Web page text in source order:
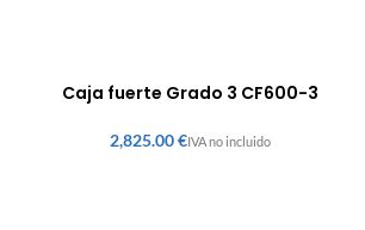
Caja fuerte Grado 3 CF600-3
€